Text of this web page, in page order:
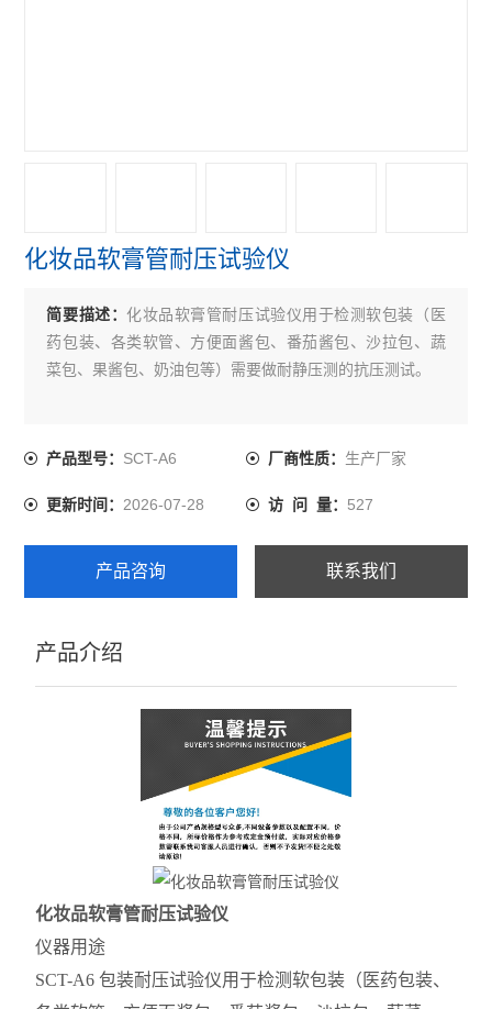
化妆品软膏管耐压试验仪
简要描述：化妆品软膏管耐压试验仪用于检测软包装（医
药包装、各类软管、方便面酱包、番茄酱包、沙拉包、蔬
菜包、果酱包、奶油包等）需要做耐静压测的抗压测试。
产品型号： SCT-A6 厂商性质： 生产厂家
更新时间：2026-07-28 访 问 量： 527
产品咨询 联系我们
产品介绍
化妆品软膏管耐压试验仪
仪器用途
SCT-A6 包装耐压试验仪用于检测软包装（医药包装、